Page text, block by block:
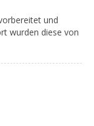
und
wurden diese von